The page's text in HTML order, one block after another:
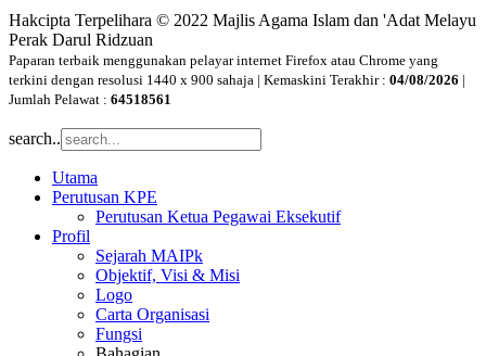
Hakcipta Terpelihara © 2022 Majlis Agama Islam dan 'Adat Melayu
Perak Darul Ridzuan
Paparan terbaik menggunakan pelayar internet Firefox atau Chrome yang
terkini dengan resolusi 1440 x 900 sahaja | Kemaskini Terakhir : 04/08/2026 |
Jumlah Pelawat : 64518561
search..
Utama
Perutusan KPE
Perutusan Ketua Pegawai Eksekutif
Profil
Sejarah MAIPk
Objektif, Visi & Misi
Logo
Carta Organisasi
Fungsi